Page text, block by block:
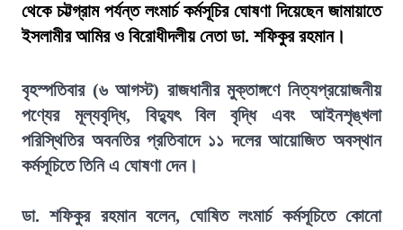
থেকে চট্টগ্রাম পর্যন্ত লংমার্চ কর্মসূচির ঘোষণা দিয়েছেন জামায়াতে
ইসলামীর আমির ও বিরোধীদলীয় নেতা ডা. শফিকুর রহমান।
বৃহস্পতিবার (৬ আগস্ট) রাজধানীর মুক্তাঙ্গণে নিত্যপ্রয়োজনীয়
পণ্যের মূল্যবৃদ্ধি, বিদ্যুৎ বিল বৃদ্ধি এবং আইনশৃঙ্খলা
পরিস্থিতির অবনতির প্রতিবাদে ১১ দলের আয়োজিত অবস্থান
কর্মসূচিতে তিনি এ ঘোষণা দেন।
ডা. শফিকুর রহমান বলেন, ঘোষিত লংমার্চ কর্মসূচিতে কোনো